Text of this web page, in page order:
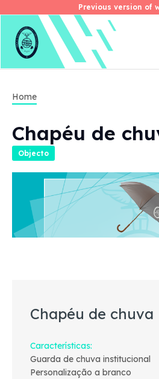
Skip
Previous version of
Previous version of
Home
Chapéu de
Objecto
Chapéu de chuva
Características
Guarda de chuva institucional
Personalização a branco